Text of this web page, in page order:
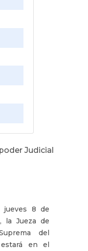
Judicial
jueves 8 de
la Jueza de
del
en el